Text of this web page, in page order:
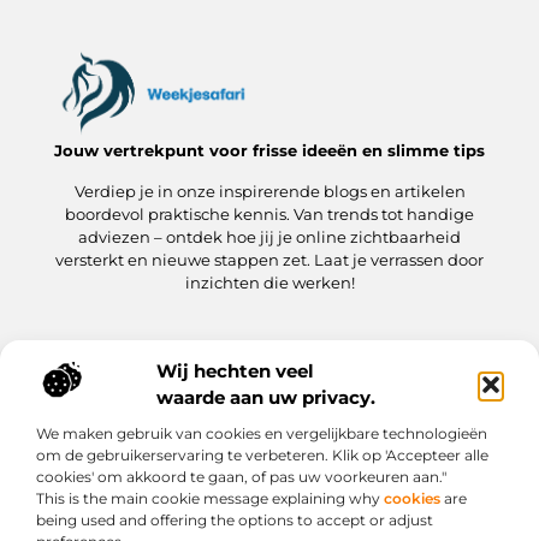
Wij hechten veel
waarde aan uw privacy.
We maken gebruik van cookies en vergelijkbare technologieën
om de gebruikerservaring te verbeteren. Klik op 'Accepteer alle
cookies' om akkoord te gaan, of pas uw voorkeuren aan."
This is the main cookie message explaining why cookies are
being used and offering the options to accept or adjust
Jouw vertrekpunt voor frisse ideeën en slimme tips
Verdiep je in onze inspirerende blogs en artikelen
boordevol praktische kennis. Van trends tot handige
adviezen – ontdek hoe jij je online zichtbaarheid
versterkt en nieuwe stappen zet. Laat je verrassen door
inzichten die werken!
Onze informatie
Bericht categorie